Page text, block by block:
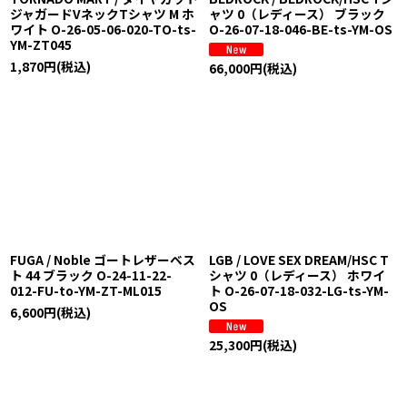
ジャガードVネックTシャツ M ホ
ワイト O-26-05-06-020-TO-ts-
YM-ZT045
1,870円(税込)
ャツ 0（レディース） ブラック
O-26-07-18-046-BE-ts-YM-OS
66,000円(税込)
FUGA / Noble ゴートレザーベス
ト 44 ブラック O-24-11-22-
012-FU-to-YM-ZT-ML015
6,600円(税込)
LGB / LOVE SEX DREAM/HSC T
シャツ 0（レディース） ホワイ
ト O-26-07-18-032-LG-ts-YM-
OS
25,300円(税込)